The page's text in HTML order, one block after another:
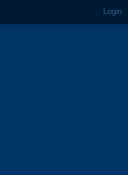
Login